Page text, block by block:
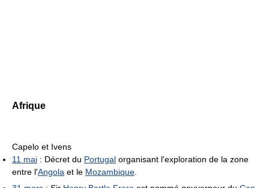
Afrique
Capelo et Ivens
11 mai : Décret du Portugal organisant l'exploration de la zone
entre l'Angola et le Mozambique